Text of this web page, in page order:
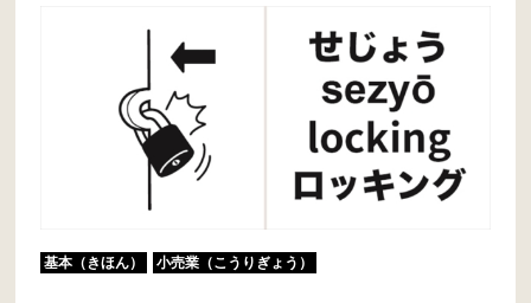
基本（きほん） 小売業（こうりぎょう）